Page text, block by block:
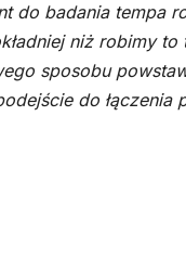
do badania tempa
niż robimy to
sposobu
do